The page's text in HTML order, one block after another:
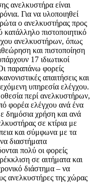
ανελκυστήρα είναι
Για να υλοποιηθεί
ο ανελκυστήρας προς
κατάλληλο πιστοποιητικό
ανελκυστήρων, όπως
και πιστοποίηση
17 ιδιωτικοί
παραπάνω φορείς
απαιτήσεις και
υπηρεσία ελέγχου.
περί ανελκυστήρων,
φορέα ελέγχου ανά ένα
δημόσια χρήση και ανά
σε κτίρια με
και σύμφωνα με τα
διαστήματα
πολύ οι φορείς
σε αιτήματα και
διάστημα – να
ανελκυστήρες της χώρας